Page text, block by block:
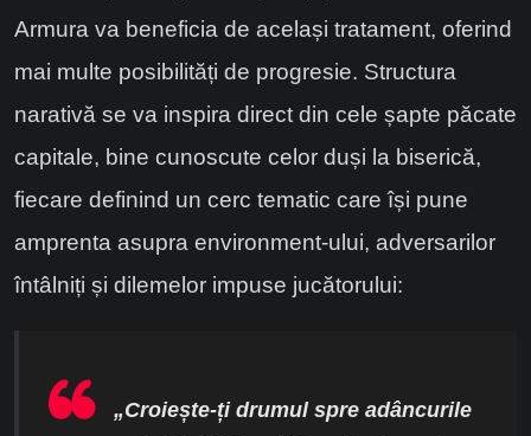
Armura va beneficia de același tratament, oferind
mai multe posibilități de progresie. Structura
narativă se va inspira direct din cele șapte păcate
capitale, bine cunoscute celor duși la biserică,
fiecare definind un cerc tematic care își pune
amprenta asupra environment-ului, adversarilor
întâlniți și dilemelor impuse jucătorului:
„Croiește-țidrumul spre adâncurile